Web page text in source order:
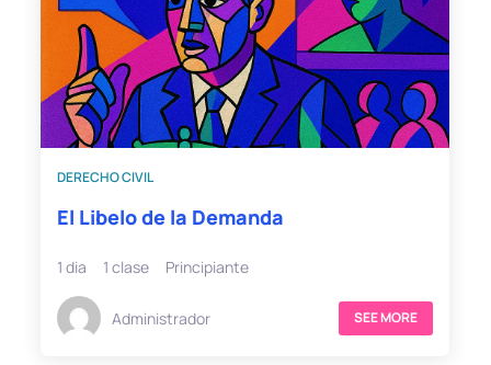
DERECHO CIVIL
El Libelo de la Demanda
1 dia 1 clase Principiante
Administrador SEE MORE